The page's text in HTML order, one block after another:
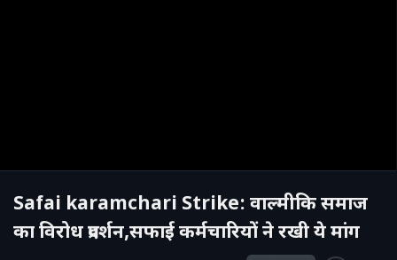
Safai karamchari Strike: वाल्मीकि समाज
का विरोध प्रदर्शन,सफाई कर्मचारियों ने रखी ये मांग